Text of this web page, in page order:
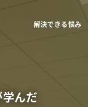
解決できる悩み
んだ